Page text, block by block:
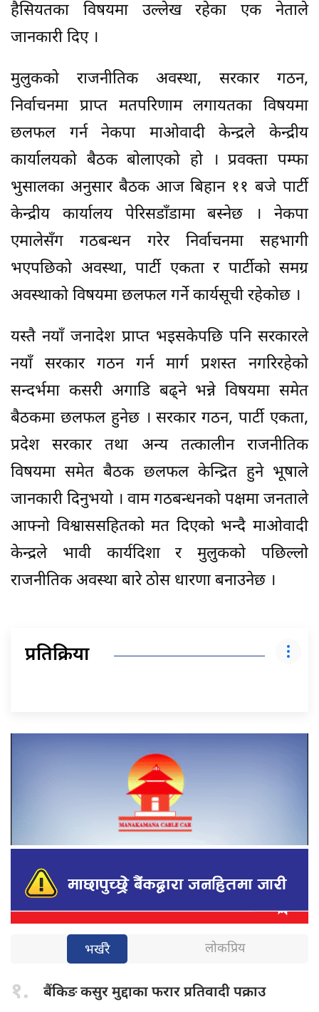
हैसियतका विषयमा उल्लेख रहेका एक नेताले
जानकारी दिए ।
मुलुकको राजनीतिक अवस्था, सरकार गठन,
निर्वाचनमा प्राप्त मतपरिणाम लगायतका विषयमा
छलफल गर्न नेकपा माओवादी केन्द्रले केन्द्रीय
कार्यालयको बैठक बोलाएको हो । प्रवक्ता पम्फा
भुसालका अनुसार बैठक आज बिहान ११ बजे पार्टी
केन्द्रीय कार्यालय पेरिसडाँडामा बस्नेछ । नेकपा
एमालेसँग गठबन्धन गरेर निर्वाचनमा सहभागी
भएपछिको अवस्था, पार्टी एकता र पार्टीको समग्र
अवस्थाको विषयमा छलफल गर्ने कार्यसूची रहेकोछ ।
यस्तै नयाँ जनादेश प्राप्त भइसकेपछि पनि सरकारले
नयाँ सरकार गठन गर्न मार्ग प्रशस्त नगरिरहेको
सन्दर्भमा कसरी अगाडि बढ्ने भन्ने विषयमा समेत
बैठकमा छलफल हुनेछ । सरकार गठन, पार्टी एकता,
प्रदेश सरकार तथा अन्य तत्कालीन राजनीतिक
विषयमा समेत बैठक छलफल केन्द्रित हुने भूषाले
जानकारी दिनुभयो । वाम गठबन्धनको पक्षमा जनताले
आफ्नो विश्वाससहितको मत दिएको भन्दै माओवादी
केन्द्रले भावी कार्यदिशा र मुलुकको पछिल्लो
राजनीतिक अवस्था बारे ठोस धारणा बनाउनेछ ।
प्रतिक्रिया
भर्खरै लोकप्रिय
१. बैंकिङ कसुरमुद्दाका फरार प्रतिवादी पक्राउ